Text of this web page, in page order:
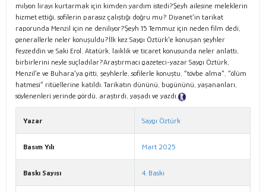
milyon lirayı kurtarmak için kimden yardım istedi?Şeyh ailesine meleklerin
hizmet ettiği, sofilerin parasız çalıştığı doğru mu? Diyanet’in tarikat
raporunda Menzil için ne deniliyor?Şeyh 15 Temmuz için neden film dedi,
generallerle neler konuşuldu?İlk kez Saygı Öztürk’e konuşan şeyhler
Feyzeddin ve Saki Erol, Atatürk, laiklik ve ticaret konusunda neler anlattı,
birbirlerini neyle suçladılar?Araştırmacı gazeteci-yazar Saygı Öztürk,
Menzil’e ve Buhara’ya gitti, şeyhlerle, sofilerle konuştu, “tövbe alma”, “ölüm
hatmesi” ritüellerine katıldı. Tarikatın dününü, bugününü, yaşananları,
söylenenleri yerinde gördü, araştırdı, yaşadı ve yazdı.
Yazar Saygı Öztürk
Basım Yılı Mart 2025
Baskı Sayısı 4. Baskı